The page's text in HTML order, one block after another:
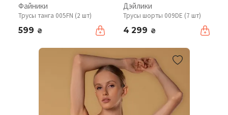
Файники
Трусы танга 005FN (2 шт)
599 ₴
Дэйлики
Трусы шорты 009DE (7 шт)
4 299 ₴